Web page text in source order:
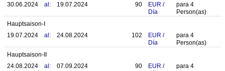
30.06.2024
al: 19.07.2024 90 EUR /
Día
para 4
Person(as)
Hauptsaison-I
19.07.2024
al: 24.08.2024 102 EUR /
Día
para 4
Person(as)
Hauptsaison-II
24.08.2024
al: 07.09.2024 90 EUR /
para 4